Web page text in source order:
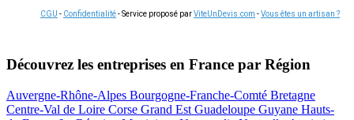
CGU - Confidentialité- Service proposé parViteUnDevis.com -Vous êtes un artisan ?
Découvrez les entreprises en France par Région
Auvergne-Rhône-Alpes Bourgogne-Franche-Comté Bretagne
Centre-Val de Loire Corse Grand Est Guadeloupe Guyane Hauts-